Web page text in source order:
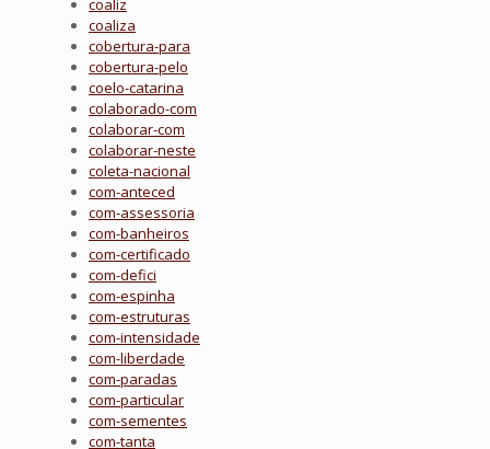
coaliz
coaliza
cobertura-para
cobertura-pelo
coelo-catarina
colaborado-com
colaborar-com
colaborar-neste
coleta-nacional
com-anteced
com-assessoria
com-banheiros
com-certificado
com-defici
com-espinha
com-estruturas
com-intensidade
com-liberdade
com-paradas
com-particular
com-sementes
com-tanta